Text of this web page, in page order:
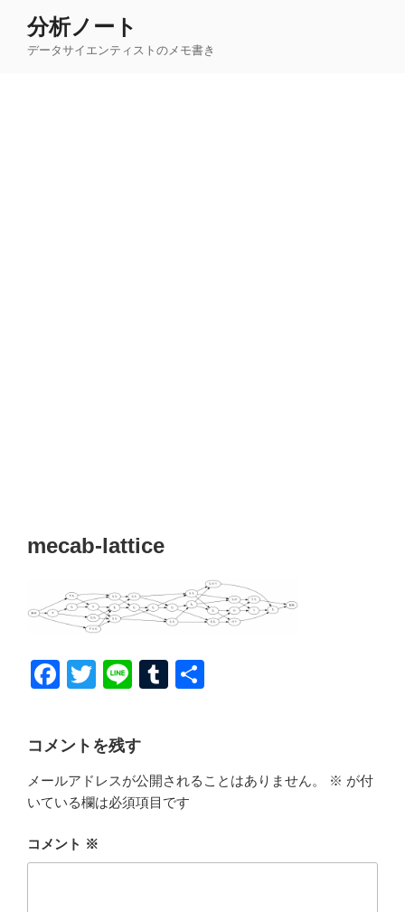
分析ノート
データサイエンティストのメモ書き
mecab-lattice
F
c
e
b
o
o
T
tt
er
Li
e
T
r
コメントを残す
メールアドレスが公開されることはありません。 ※ が付
いている欄は必須項目です
コメント ※